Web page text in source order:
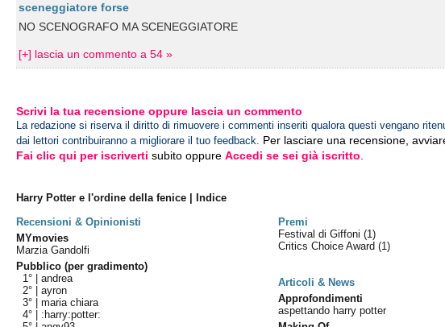
sceneggiatore forse
NO SCENOGRAFO MA SCENEGGIATORE
[+] lascia un commento a 54 »
Scrivi la tua recensione oppure lascia un commento
La redazione si riserva il diritto di rimuovere i commenti inseriti qualora questi vengano
dai lettori contribuiranno a migliorare il tuo feedback. Per lasciare una recensione,
Fai clic qui per iscriverti subito oppureAccedi se sei già iscritto
Harry Potter e l'ordine della fenice | Indice
Recensioni & Opinionisti
Premi
MYmovies
Marzia Gandolfi
Pubblico (per gradimento)
1° |andrea
2° |ayron
3° |maria chiara
4° | :harry:potter:
Festival di Giffoni(1)
Critics Choice Award(1)
Articoli & News
Approfondimenti
aspettando harry potter